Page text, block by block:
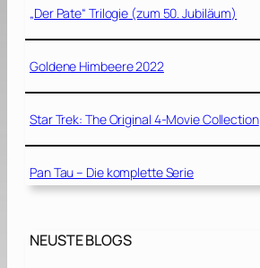
„Der Pate“ Trilogie (zum 50. Jubiläum)
Goldene Himbeere 2022
Star Trek: The Original 4-Movie Collection
Pan Tau – Die komplette Serie
NEUSTE BLOGS